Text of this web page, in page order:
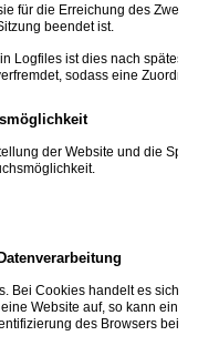
für die Erreichung des
beendet ist.
Logfiles ist dies nach
sodass eine
der Website und die
Bei Cookies handelt es sich
Website auf, so kann ein
des Browsers beim